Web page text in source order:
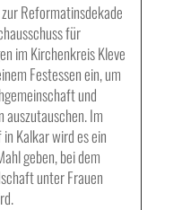
Reformatinsdekade
für
im Kirchenkreis Kleve
Festessen ein, um
und
auszutauschen. Im
Kalkar wird es ein
geben, bei dem
unter Frauen